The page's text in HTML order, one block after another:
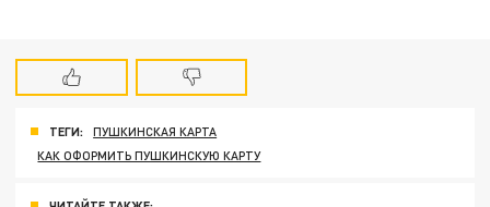
ТЕГИ:
ПУШКИНСКАЯ КАРТА
КАК ОФОРМИТЬ ПУШКИНСКУЮ КАРТУ